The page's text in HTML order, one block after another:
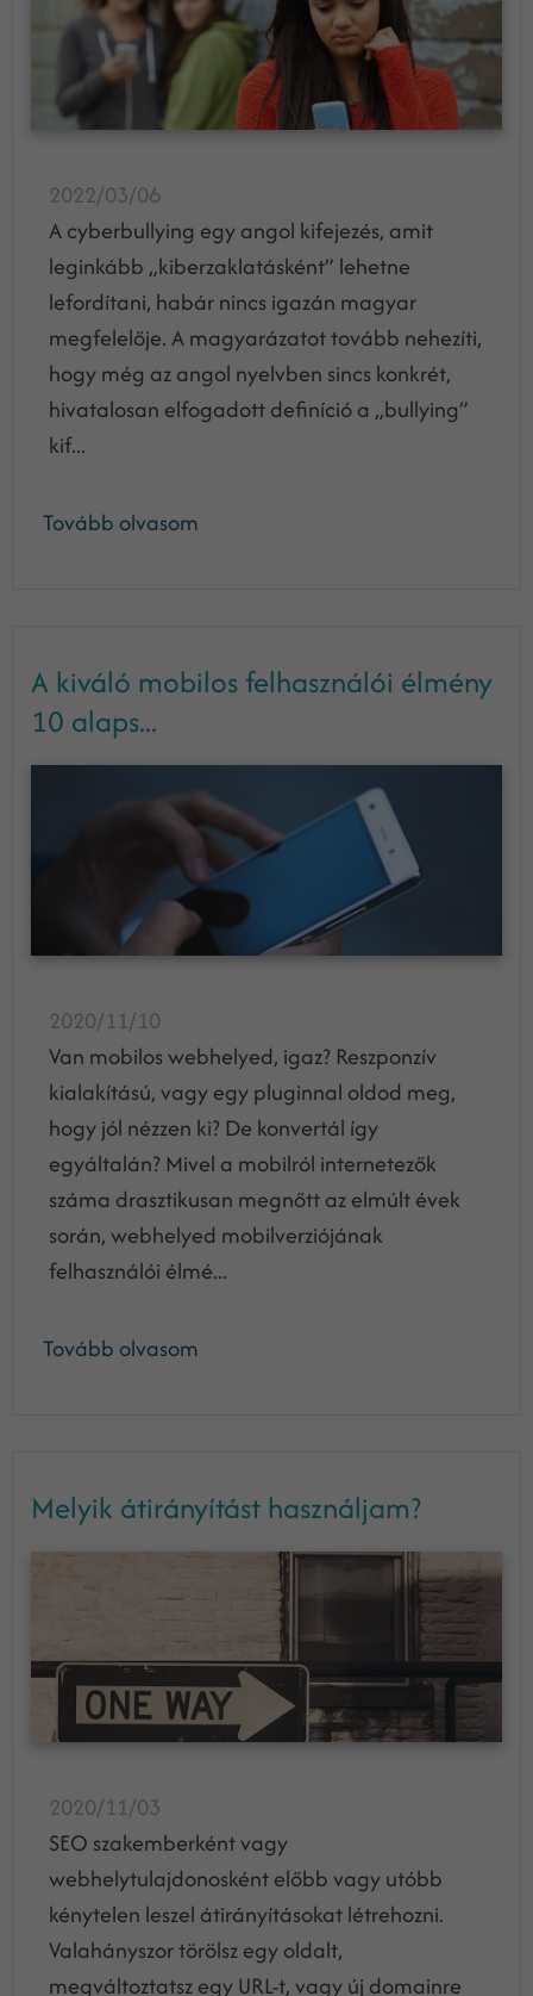
2022/03/06
A cyberbullying egy angol kifejezés, amit
leginkább „kiberzaklatásként” lehetne
lefordítani, habár nincs igazán magyar
megfelelője. A magyarázatot tovább nehezíti,
hogy még az angol nyelvben sincs konkrét,
hivatalosan elfogadott definíció a „bullying”
kif...
Tovább olvasom
A kiváló mobilos felhasználói élmény
10 alaps...
2020/11/10
Van mobilos webhelyed, igaz? Reszponzív
kialakítású, vagy egy pluginnal oldod meg,
hogy jól nézzen ki? De konvertál így
egyáltalán? Mivel a mobilról internetezők
száma drasztikusan megnőtt az elmúlt évek
során, webhelyed mobilverziójának
felhasználói élmé...
Tovább olvasom
Melyik átirányítást használjam?
2020/11/03
SEO szakemberként vagy
webhelytulajdonosként előbb vagy utóbb
kénytelen leszel átirányításokat létrehozni.
Valahányszor törölsz egy oldalt,
megváltoztatsz egy URL-t, vagy új domainre